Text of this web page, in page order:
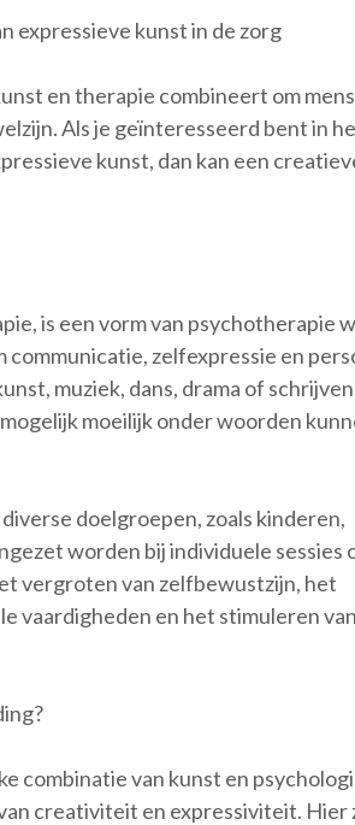
expressieve kunst in de zorg
en therapie combineert om
Als je geïnteresseerd bent in
kunst, dan kan een
is een vorm van psychotherapie
zelfexpressie en
muziek, dans, drama of
moeilijk onder woorden
doelgroepen, zoals kinderen,
worden bij individuele sessies
vergroten van zelfbewustzijn, het
vaardigheden en het stimuleren van
combinatie van kunst en
creativiteit en expressiviteit. Hier